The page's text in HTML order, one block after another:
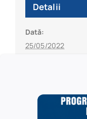
Detalii
Dată:
25/05/2022
Organizatori